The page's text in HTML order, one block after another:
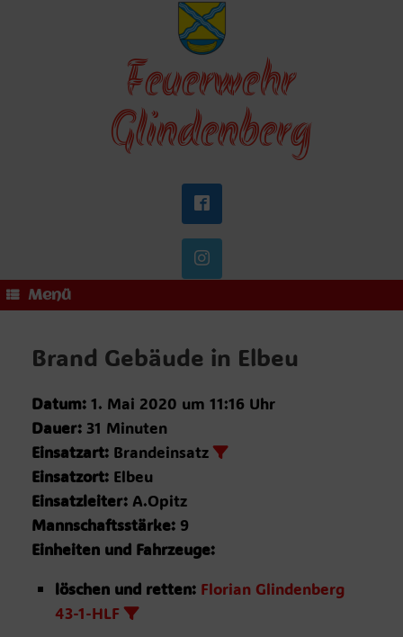
Feuerwehr
Glindenberg
Menü
Brand Gebäude in Elbeu
Datum: 1. Mai 2020 um 11:16 Uhr
Dauer: 31 Minuten
Einsatzart: Brandeinsatz
Einsatzort: Elbeu
Einsatzleiter: A.Opitz
Mannschaftsstärke: 9
Einheiten und Fahrzeuge:
löschen und retten: Florian Glindenberg
43-1-HLF